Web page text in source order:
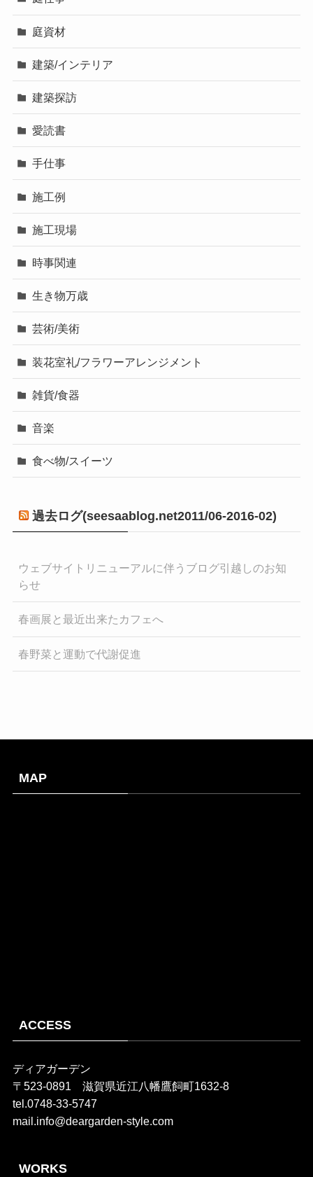
庭資材
建築/インテリア
建築探訪
愛読書
手仕事
施工例
施工現場
時事関連
生き物万歳
芸術/美術
装花室礼/フラワーアレンジメント
雑貨/食器
音楽
食べ物/スイーツ
過去ログ(seesaablog.net2011/06-2016-02)
ウェブサイトリニューアルに伴うブログ引越しのお知
らせ
春画展と最近出来たカフェへ
春野菜と運動で代謝促進
MAP
ACCESS
ディアガーデン
〒523-0891 滋賀県近江八幡鷹飼町1632-8
tel.0748-33-5747
mail.info@deargarden-style.com
WORKS